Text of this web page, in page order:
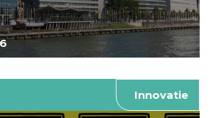
Innovatie